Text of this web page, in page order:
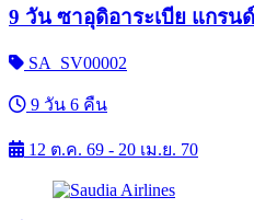
9 วัน ซาอุดิอาระเบีย แกรน
SA_SV00002
9 วัน 6 คืน
12 ต.ค. 69 - 20 เม.ย. 70